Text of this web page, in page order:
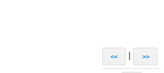
<< >>